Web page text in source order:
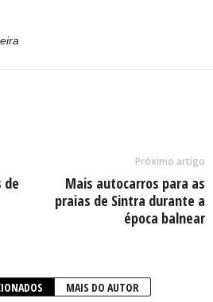
de
Próximo artigo
Mais autocarros para as
praias de Sintra durante a
época balnear
MAIS DO AUTOR